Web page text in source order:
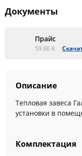
Документы
Прайс
59.86 K
Описание
Тепловая завеса
установки в
Комплектация